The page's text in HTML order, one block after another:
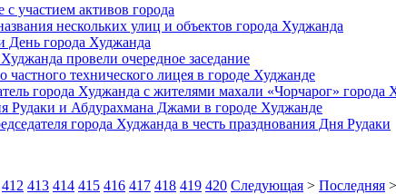
с участием активов города
нескольких улиц и объектов города Худжанда
День города Худжанда
провели очередное заседание
частного технического лицея в городе Худжанде
города Худжанда с жителями махали «Чорчарог» города
Рудаки и Абдурахмана Джами в городе Худжанде
города Худжанда в честь празднования Дня Рудаки
412 413 414 415 416 417 418 419 420 Следующая > Последняя